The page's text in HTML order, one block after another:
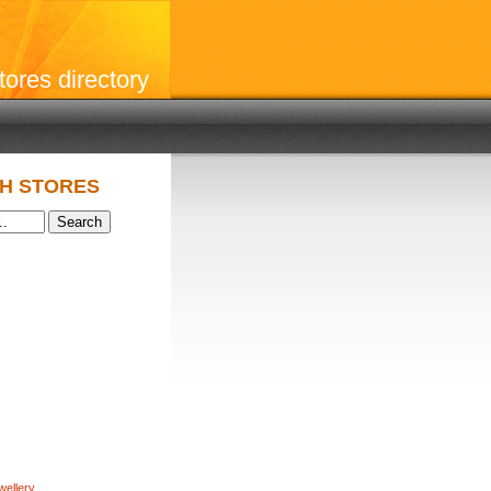
directory
STORES